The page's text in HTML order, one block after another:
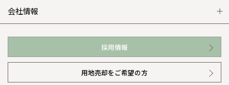
WEB住宅展示場
お近くの展示場
イベント情報
カタログ請求（無料）
展示場案内
ワザックとは
高い信頼性
安心の管理体制
会社情報
会社情報 トップ
ニュースリリース
採用情報
用地売却をご希望の方